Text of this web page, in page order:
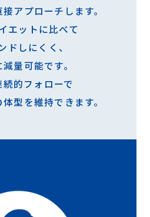
アプローチします。
エットに比べて
ドしにくく、
量可能です。
的フォローで
型を維持できます。